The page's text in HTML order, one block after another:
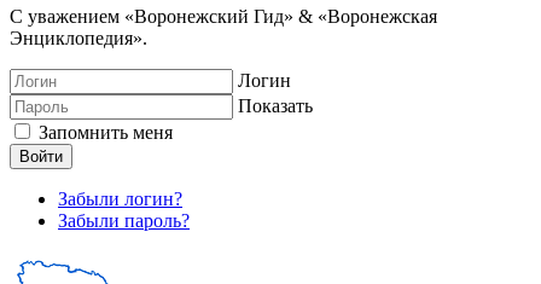
С уважением «Воронежский Гид» & «Воронежская
Энциклопедия».
Логин
Показать
Запомнить меня
Войти
Забыли логин?
Забыли пароль?